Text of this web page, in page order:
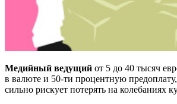
Медийный ведущий от 5 до 40 тысяч
в валюте и 50-ти процентную
сильно рискует потерять на колебаниях